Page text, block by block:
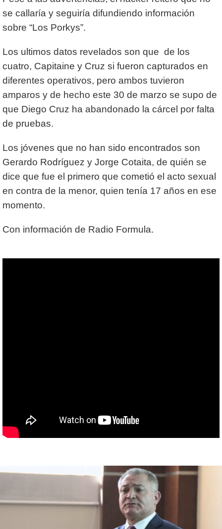
se callaría y seguiría difundiendo información
sobre “Los Porkys”.
Los ultimos datos revelados son que de los
cuatro, Capitaine y Cruz si fueron capturados en
diferentes operativos, pero ambos tuvieron
amparos y de hecho este 30 de marzo se supo de
que Diego Cruz ha abandonado la cárcel por falta
de pruebas.
Los jóvenes que no han sido encontrados son
Gerardo Rodríguez y Jorge Cotaita, de quién se
dice que fue el primero que cometió el acto sexual
en contra de la menor, quien tenía 17 años en ese
momento.
Con información de Radio Formula.